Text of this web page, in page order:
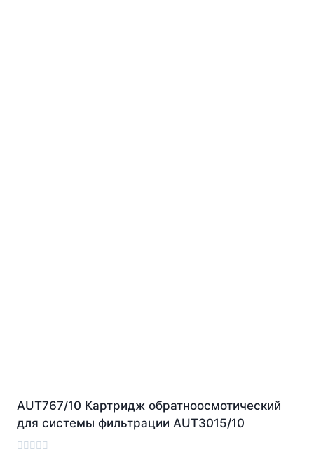
AUT767/10 Картридж обратноосмотический
для системы фильтрации AUT3015/10